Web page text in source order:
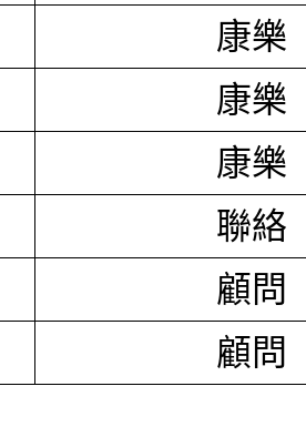
康樂
康樂
康樂
聯絡
顧問
顧問